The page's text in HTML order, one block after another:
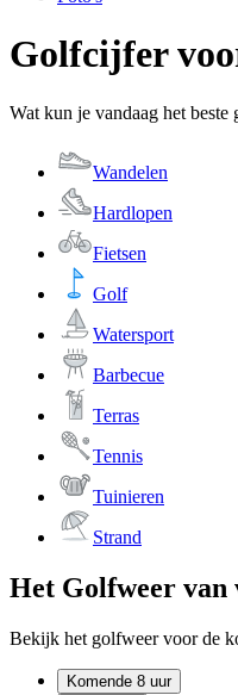
Golfcijfer
Wat kun je vandaag het
Wandelen
Hardlopen
Fietsen
Golf
Watersport
Barbecue
Terras
Tennis
Tuinieren
Strand
Het Golfweer van
Bekijk het golfweer voor de
Komende 8 uur